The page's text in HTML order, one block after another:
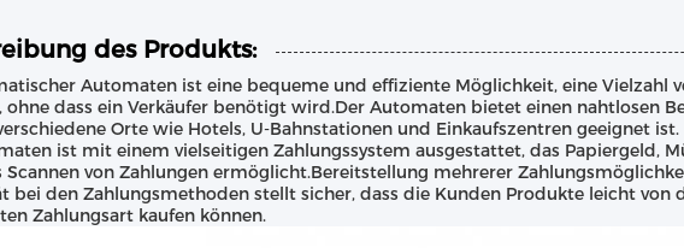
des Produkts:
Automaten ist eine bequeme und effiziente Möglichkeit, eine Vielzahl
ohne dass ein Verkäufer benötigt wird.Der Automaten bietet einen nahtlosen
Orte wie Hotels, U-Bahnstationen und Einkaufszentren geeignet ist.
ist mit einem vielseitigen Zahlungssystem ausgestattet, das Papiergeld,
Scannen von Zahlungen ermöglicht.Bereitstellung mehrerer
bei den Zahlungsmethoden stellt sicher, dass die Kunden Produkte leicht
Zahlungsart kaufen können.